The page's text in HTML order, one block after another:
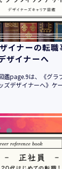
イナーの転
ザイナーへ
鑑page.9は、《グラ
ズデザイナーへ》ケ